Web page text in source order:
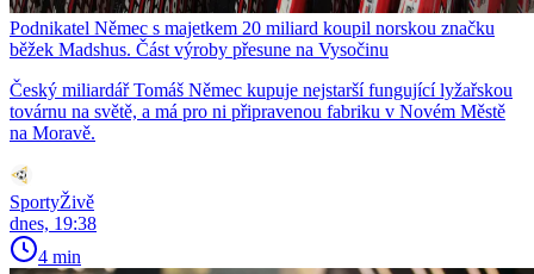
Podnikatel Němec s majetkem 20 miliard koupil norskou značku
běžek Madshus. Část výroby přesune na Vysočinu
Český miliardář Tomáš Němec kupuje nejstarší fungující lyžařskou
továrnu na světě, a má pro ni připravenou fabriku v Novém Městě
na Moravě.
SportyŽivě
dnes, 19:38
4 min